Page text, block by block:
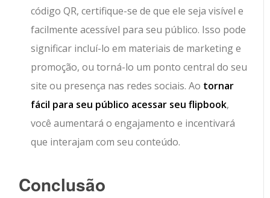
código QR, certifique-se de que ele seja visível e
facilmente acessível para seu público. Isso pode
significar incluí-lo em materiais de marketing e
promoção, ou torná-lo um ponto central do seu
site ou presença nas redes sociais. Ao tornar
fácil para seu público acessar seu flipbook,
você aumentará o engajamento e incentivará
que interajam com seu conteúdo.
Conclusão